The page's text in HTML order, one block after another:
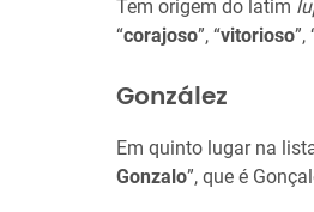
Tem origem do latim
“corajoso”, “vitorioso”,
González
Em quinto lugar na
Gonzalo”, que é